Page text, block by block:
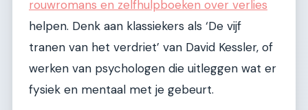
rouwromans en zelfhulpboeken over verlies
helpen. Denk aan klassiekers als ‘De vijf
tranen van het verdriet’ van David Kessler, of
werken van psychologen die uitleggen wat er
fysiek en mentaal met je gebeurt.